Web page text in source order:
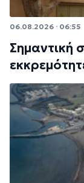
06.08.2026 · 06:55
Σημαντική